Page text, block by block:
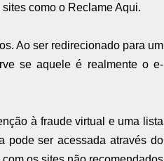
como o Reclame Aqui.
Ao ser redirecionado para um
se aquele é realmente o e-
à fraude virtual e uma lista
pode ser acessada através do